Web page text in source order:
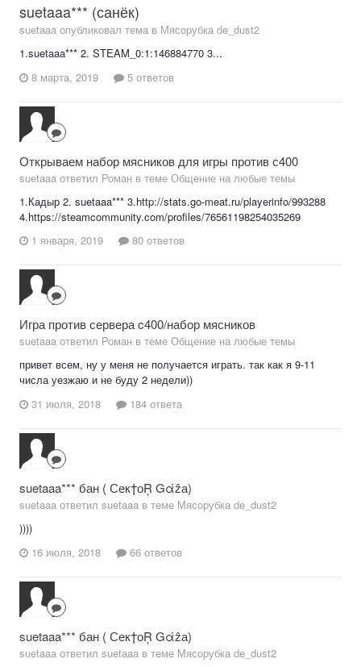
suetaaa*** (санёк)
suetaaa опубликовал тема в Мясорубка de_dust2
1.suetaaa*** 2. STEAM_0:1:146884770 3...
8 марта, 2019
5 ответов
Открываем набор мясников для игры против с400
suetaaa ответил Роман в теме Общение на любые темы
1.Кадыр 2. suetaaa*** 3.http://stats.go-meat.ru/playerinfo/993288
4.https://steamcommunity.com/profiles/76561198254035269
1 января, 2019
80 ответов
Игра против сервера c400/набор мясников
suetaaa ответил Роман в теме Общение на любые темы
привет всем, ну у меня не получается играть. так как я 9-11
числа уезжаю и не буду 2 недели))
31 июля, 2018
184 ответа
suetaaa*** бан ( Сек†оŖ Gάẑа)
suetaaa ответил suetaaa в теме Мясорубка de_dust2
))))
16 июля, 2018
66 ответов
suetaaa*** бан ( Сек†оŖ Gάẑа)
suetaaa ответил suetaaa в теме Мясорубка de_dust2